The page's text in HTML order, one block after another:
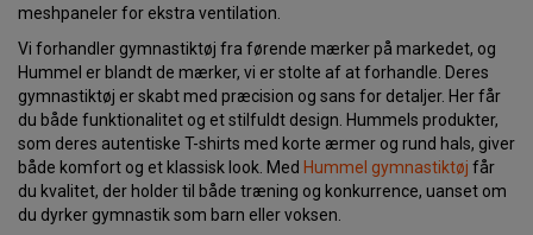
meshpaneler for ekstra ventilation.
Vi forhandler gymnastiktøj fra førende mærker på markedet, og
Hummel er blandt de mærker, vi er stolte af at forhandle. Deres
gymnastiktøj er skabt med præcision og sans for detaljer. Her får
du både funktionalitet og et stilfuldt design. Hummels produkter,
som deres autentiske T-shirts med korte ærmer og rund hals, giver
både komfort og et klassisk look. Med Hummel gymnastiktøj får
du kvalitet, der holder til både træning og konkurrence, uanset om
du dyrker gymnastik som barn eller voksen.